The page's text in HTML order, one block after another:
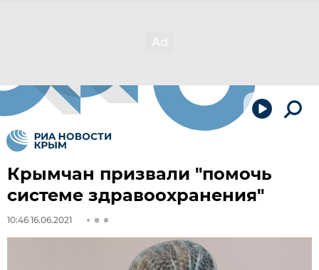
Крымчан призвали "помочь
системе здравоохранения"
10:46 16.06.2021